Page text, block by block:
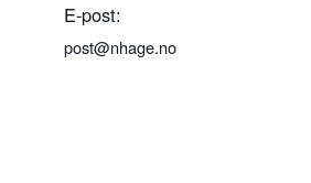
E-post:
post@nhage.no